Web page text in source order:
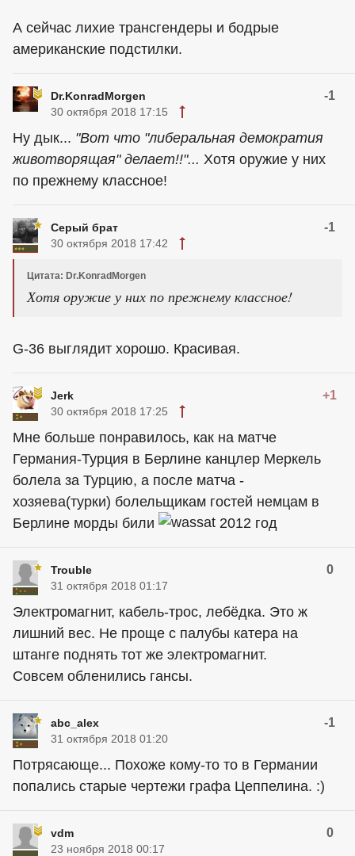
А сейчас лихие трансгендеры и бодрые
американские подстилки.
Dr.KonradMorgen -1
30 октября 2018 17:15
Ну дык... "Вот что "либеральная демократия
животворящая" делает!!"... Хотя оружие у них
по прежнему классное!
Серый брат -1
30 октября 2018 17:42
Цитата: Dr.KonradMorgen
Хотя оружие у них по прежнему классное!
G-36 выглядит хорошо. Красивая.
Jerk +1
30 октября 2018 17:25
Мне больше понравилось, как на матче
Германия-Турция в Берлине канцлер Меркель
болела за Турцию, а после матча -
хозяева(турки) болельщикам гостей немцам в
Берлине морды били
2012 год
Trouble 0
31 октября 2018 01:17
Электромагнит, кабель-трос, лебёдка. Это ж
лишний вес. Не проще с палубы катера на
штанге поднять тот же электромагнит.
Совсем обленились гансы.
abc_alex -1
31 октября 2018 01:20
Потрясающе... Похоже кому-то то в Германии
попались старые чертежи графа Цеппелина. :)
vdm 0
23 ноября 2018 00:17